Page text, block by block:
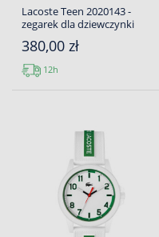
Lacoste Teen 2020143 -
zegarek dla dziewczynki
380,00 zł
12h